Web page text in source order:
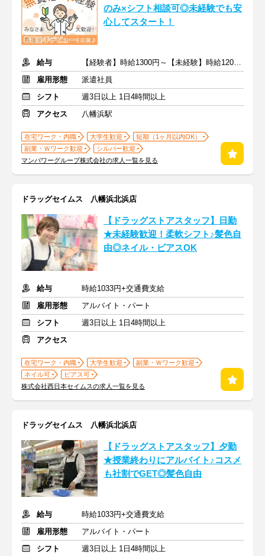
のみ×シフト相談可◎未経験でも安
心してスタート！
給与
【経験者】時給1300円～【未経験】時給1200円～ ※交通費全額
雇用形態
派遣社員
シフト
週3日以上 1日4時間以上
アクセス
八幡浜駅
在宅ワーク・内職 大学生歓迎
短期（1ヶ月以内OK）
副業・Ｗワーク歓迎
シルバー歓迎
マンパワーグループ株式会社の求人一覧を見る
ドラッグセイムス 八幡浜北浜店
【ドラッグストアスタッフ】日勤
★未経験歓迎！柔軟シフト♪髪色自
由◎ネイル・ピアスOK
給与
時給1033円+交通費支給
雇用形態
アルバイト・パート
シフト
週3日以上 1日4時間以上
アクセス
在宅ワーク・内職 大学生歓迎
副業・Ｗワーク歓迎
ネイル可
ピアス可
株式会社西日本セイムスの求人一覧を見る
ドラッグセイムス 八幡浜北浜店
【ドラッグストアスタッフ】夕勤
★授業終わりにアルバイト♪コスメ
も社割でGET◎髪色自由
給与
時給1033円+交通費支給
雇用形態
アルバイト・パート
シフト
週3日以上 1日4時間以上